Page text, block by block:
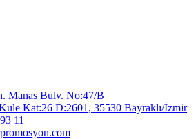
Manas Bulv. No:47/B
Kat:26 D:2601, 35530 Bayraklı/İzmir
11